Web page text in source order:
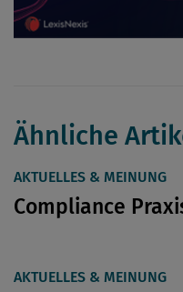
Ähnliche
AKTUELLES & MEINUNG
Compliance
AKTUELLES & MEINUNG